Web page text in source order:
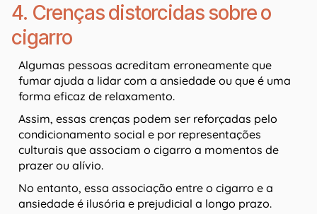
4. Crenças distorcidas sobre o
cigarro
Algumas pessoas acreditam erroneamente que
fumar ajuda a lidar com a ansiedade ou que é uma
forma eficaz de relaxamento.
Assim, essas crenças podem ser reforçadas pelo
condicionamento social e por representações
culturais que associam o cigarro a momentos de
prazer ou alívio.
No entanto, essa associação entre o cigarro e a
ansiedade é ilusória e prejudicial a longo prazo.